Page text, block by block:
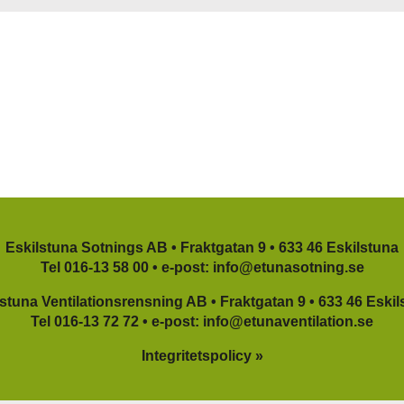
Eskilstuna Sotnings AB • Fraktgatan 9 • 633 46 Eskilstuna
Tel 016-13 58 00• e-post: info@etunasotning.se
Ventilationsrensning AB • Fraktgatan 9 • 633 46
Tel 016-13 72 72 • e-post: info@etunaventilation.se
Integritetspolicy »